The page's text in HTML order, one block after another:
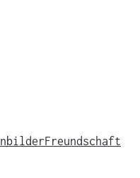
Freundschaft